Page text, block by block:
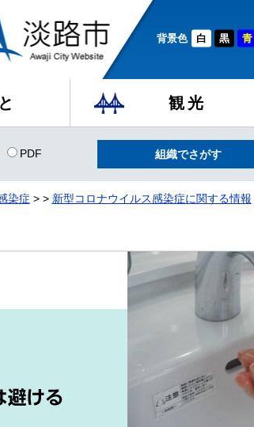
背景色 白 黒 青
観光
PDF 組織でさがす
染症 > > 新型コロナウイルス感染症に関する情報